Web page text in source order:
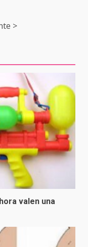
>
valen una